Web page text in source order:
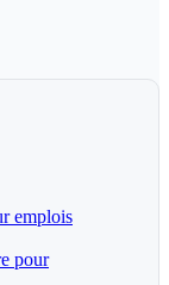
emplois
pour